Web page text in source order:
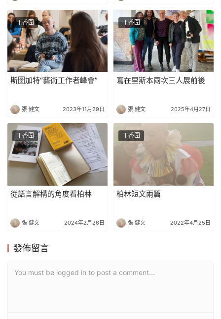
丁香圍
斯圖加特“藝術工作者峰會”
張 健文 2023年11月29日
丁香圍
寫在里斯本兩次三人展前後
張 健文 2025年4月27日
丁香圍
從語言解構的角度看柏林
張 健文 2024年2月26日
丁香圍
柏林短文兩篇
張 健文 2022年4月25日
發佈留言
You must be logged in to post a comment...